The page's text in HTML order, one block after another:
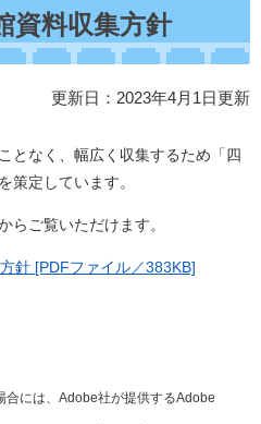
資料収集方針
更新日：2023年4月1日更新
となく、幅広く収集するため「四
策定しています。
らご覧いただけます。
針 [PDFファイル／383KB]
合には、Adobe社が提供するAdobe